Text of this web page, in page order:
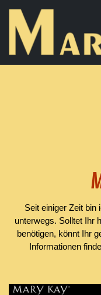
Seit einiger Zeit
unterwegs. Solltet Ihr
benötigen, könnt Ihr
Informationen